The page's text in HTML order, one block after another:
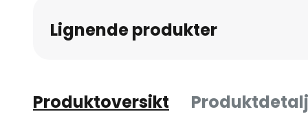
bildegalleri
Lignende produkter
Produktoversikt